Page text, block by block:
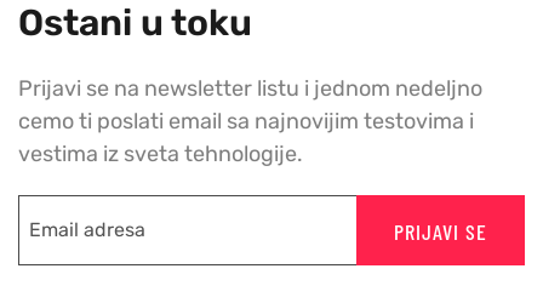
Ostani u toku
Prijavi se na newsletter listu i jednom nedeljno
cemo ti poslati email sa najnovijim testovima i
vestima iz sveta tehnologije.
PRIJAVI SE